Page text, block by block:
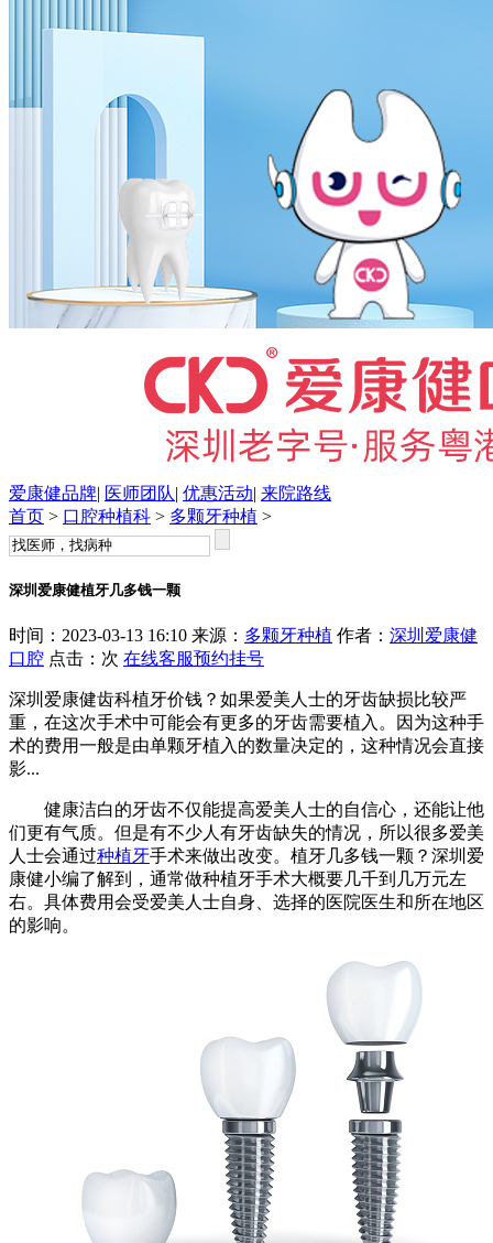
爱康健品牌| 医师团队| 优惠活动| 来院路线
首页 > 口腔种植科 > 多颗牙种植 >
深圳爱康健植牙几多钱一颗
时间：2023-03-13 16:10 来源： 多颗牙种植 作者： 深圳爱康健
口腔 点击： 次 在线客服预约挂号
深圳爱康健齿科植牙价钱？如果爱美人士的牙齿缺损比较严
重，在这次手术中可能会有更多的牙齿需要植入。因为这种手
术的费用一般是由单颗牙植入的数量决定的，这种情况会直接
影...
健康洁白的牙齿不仅能提高爱美人士的自信心，还能让他
们更有气质。但是有不少人有牙齿缺失的情况，所以很多爱美
人士会通过种植牙手术来做出改变。植牙几多钱一颗？深圳爱
康健小编了解到，通常做种植牙手术大概要几千到几万元左
右。具体费用会受爱美人士自身、选择的医院医生和所在地区
的影响。